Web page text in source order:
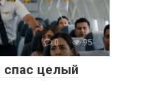
0 95
спас целый